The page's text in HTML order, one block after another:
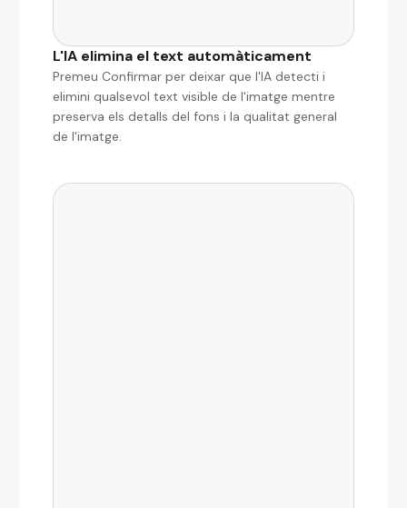
L'IA elimina el text automàticament
Premeu Confirmar per deixar que l'IA detecti i
elimini qualsevol text visible de l'imatge mentre
preserva els detalls del fons i la qualitat general
de l'imatge.